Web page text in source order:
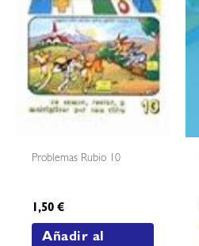
Problemas Rubio 10
1,50€
Añadir al